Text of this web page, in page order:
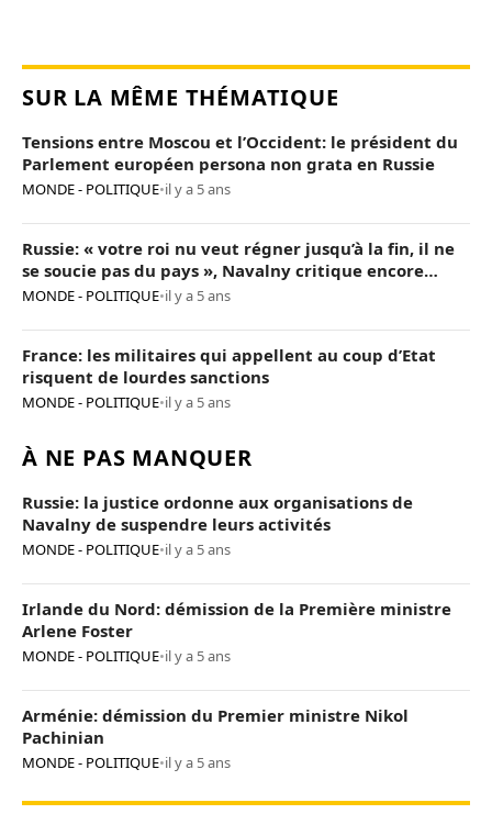
SUR LA MÊME THÉMATIQUE
Tensions entre Moscou et l’Occident: le président du
Parlement européen persona non grata en Russie
MONDE - POLITIQUE•il y a 5 ans
Russie: « votre roi nu veut régner jusqu’à la fin, il ne
se soucie pas du pays », Navalny critique encore
Poutine
MONDE - POLITIQUE•il y a 5 ans
France: les militaires qui appellent au coup d’Etat
risquent de lourdes sanctions
MONDE - POLITIQUE•il y a 5 ans
À NE PAS MANQUER
Russie: la justice ordonne aux organisations de
Navalny de suspendre leurs activités
MONDE - POLITIQUE•il y a 5 ans
Irlande du Nord: démission de la Première ministre
Arlene Foster
MONDE - POLITIQUE•il y a 5 ans
Arménie: démission du Premier ministre Nikol
Pachinian
MONDE - POLITIQUE•il y a 5 ans